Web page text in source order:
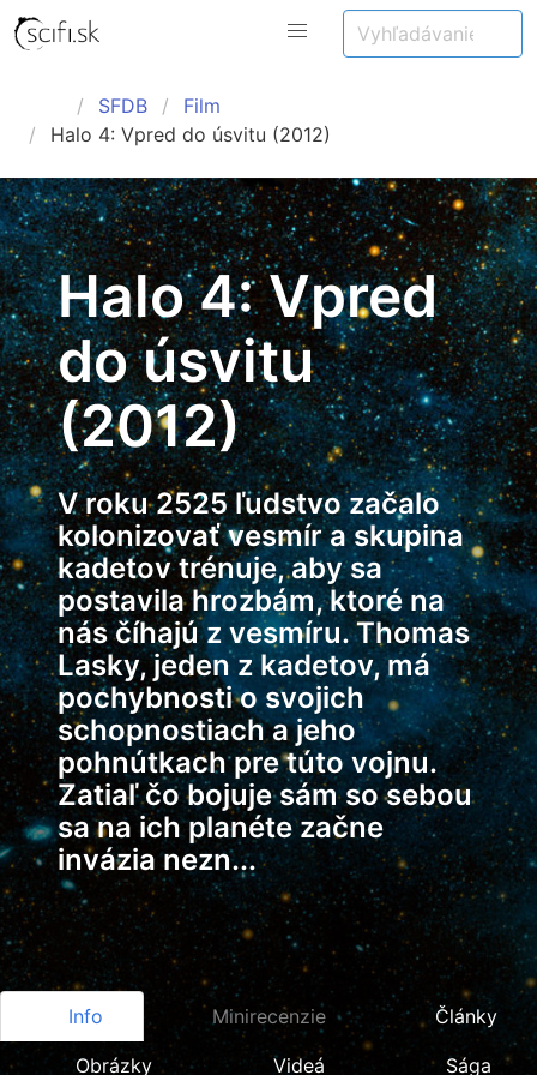
SFDB
Film
Halo 4: Vpred do úsvitu (2012)
Halo 4: Vpred
do úsvitu
(2012)
V roku 2525 ľudstvo začalo
kolonizovať vesmír a skupina
kadetov trénuje, aby sa
postavila hrozbám, ktoré na
nás číhajú z vesmíru. Thomas
Lasky, jeden z kadetov, má
pochybnosti o svojich
schopnostiach a jeho
pohnútkach pre túto vojnu.
Zatiaľ čo bojuje sám so sebou
sa na ich planéte začne
invázia nezn...
Info Minirecenzie Články
Obrázky Videá Sága